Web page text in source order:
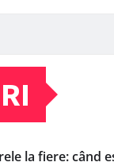
la fiere: când